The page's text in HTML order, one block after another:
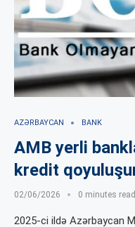
AZƏRBAYCAN BANK
AMB yerli
kredit
02/06/2026 0 minutes read
2025-ci ildə Azərbaycan